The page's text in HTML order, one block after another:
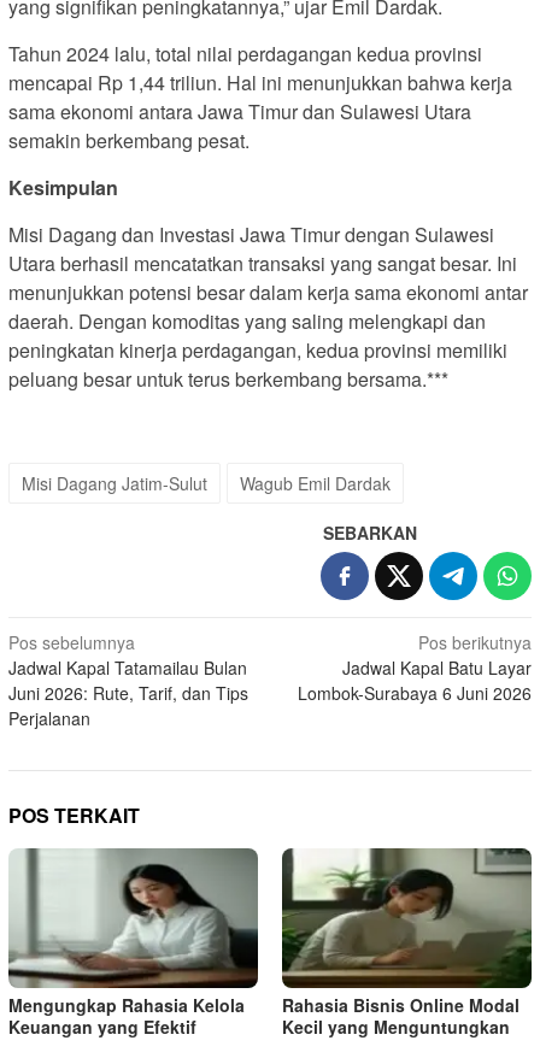
yang signifikan peningkatannya,” ujar Emil Dardak.
Tahun 2024 lalu, total nilai perdagangan kedua provinsi
mencapai Rp 1,44 triliun. Hal ini menunjukkan bahwa kerja
sama ekonomi antara Jawa Timur dan Sulawesi Utara
semakin berkembang pesat.
Kesimpulan
Misi Dagang dan Investasi Jawa Timur dengan Sulawesi
Utara berhasil mencatatkan transaksi yang sangat besar. Ini
menunjukkan potensi besar dalam kerja sama ekonomi antar
daerah. Dengan komoditas yang saling melengkapi dan
peningkatan kinerja perdagangan, kedua provinsi memiliki
peluang besar untuk terus berkembang bersama.***
Misi Dagang Jatim-Sulut Wagub Emil Dardak
SEBARKAN
Navigasi
pos
Pos sebelumnya
Jadwal Kapal Tatamailau Bulan
Juni 2026: Rute, Tarif, dan Tips
Perjalanan
Pos berikutnya
Jadwal Kapal Batu Layar
Lombok-Surabaya 6 Juni 2026
POS TERKAIT
Mengungkap Rahasia Kelola
Keuangan yang Efektif
Rahasia Bisnis Online Modal
Kecil yang Menguntungkan